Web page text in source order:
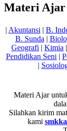
Materi Ajar
| Akuntansi | B.
B. Sunda |
Geografi | Kimia |
Pendidikan Seni |
|
Materi Ajar
Silahkan kirim
kami